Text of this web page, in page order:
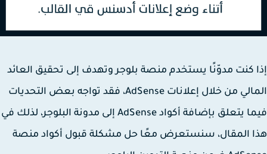
كنت مدوّنًا يستخدم منصة بلوجر وتهدف إلى تحقيق العائد
المالي من خلال إعلانات AdSense، فقد تواجه بعض التحديات
فيما يتعلق بإضافة أكواد AdSense إلى مدونة البلوجر، لذلك في
المقال، سنستعرض معًا حل مشكلة قبول أكواد منصة